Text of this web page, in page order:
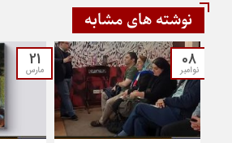
نوشته های مشابه
08
نوامبر 21
مارس